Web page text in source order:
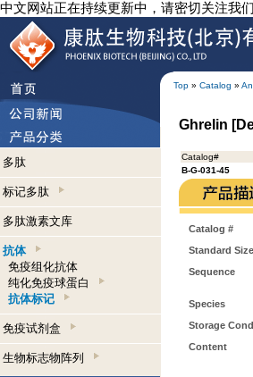
中文网站正在持续更新中，请密切关注我
Top » Catalog »
多肽
标记多肽
多肽激素文库
抗体
免疫组化抗体
纯化免疫球蛋白
抗体标记
免疫试剂盒
生物标志物阵列
Ghrelin
Catalog#
B-G-031-45
Catalog #
Standard Size
Sequence
Species
Storage
Content